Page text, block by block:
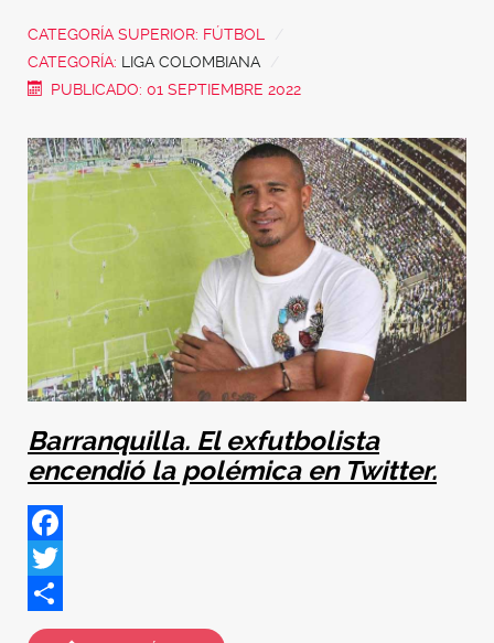
CATEGORÍA SUPERIOR: FÚTBOL
CATEGORÍA: LIGA COLOMBIANA
PUBLICADO: 01 SEPTIEMBRE 2022
Barranquilla. El exfutbolista
encendió la polémica en Twitter.
Facebook
Twitter
Share